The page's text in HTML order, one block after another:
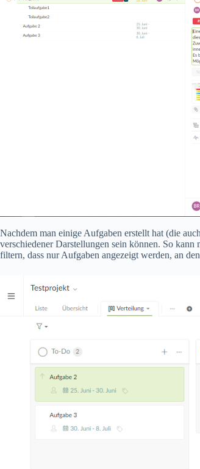
Nachdem man einige Aufgaben erstellt hat (die
verschiedener Darstellungen sein können. So
filtern, dass nur Aufgaben angezeigt werden, an